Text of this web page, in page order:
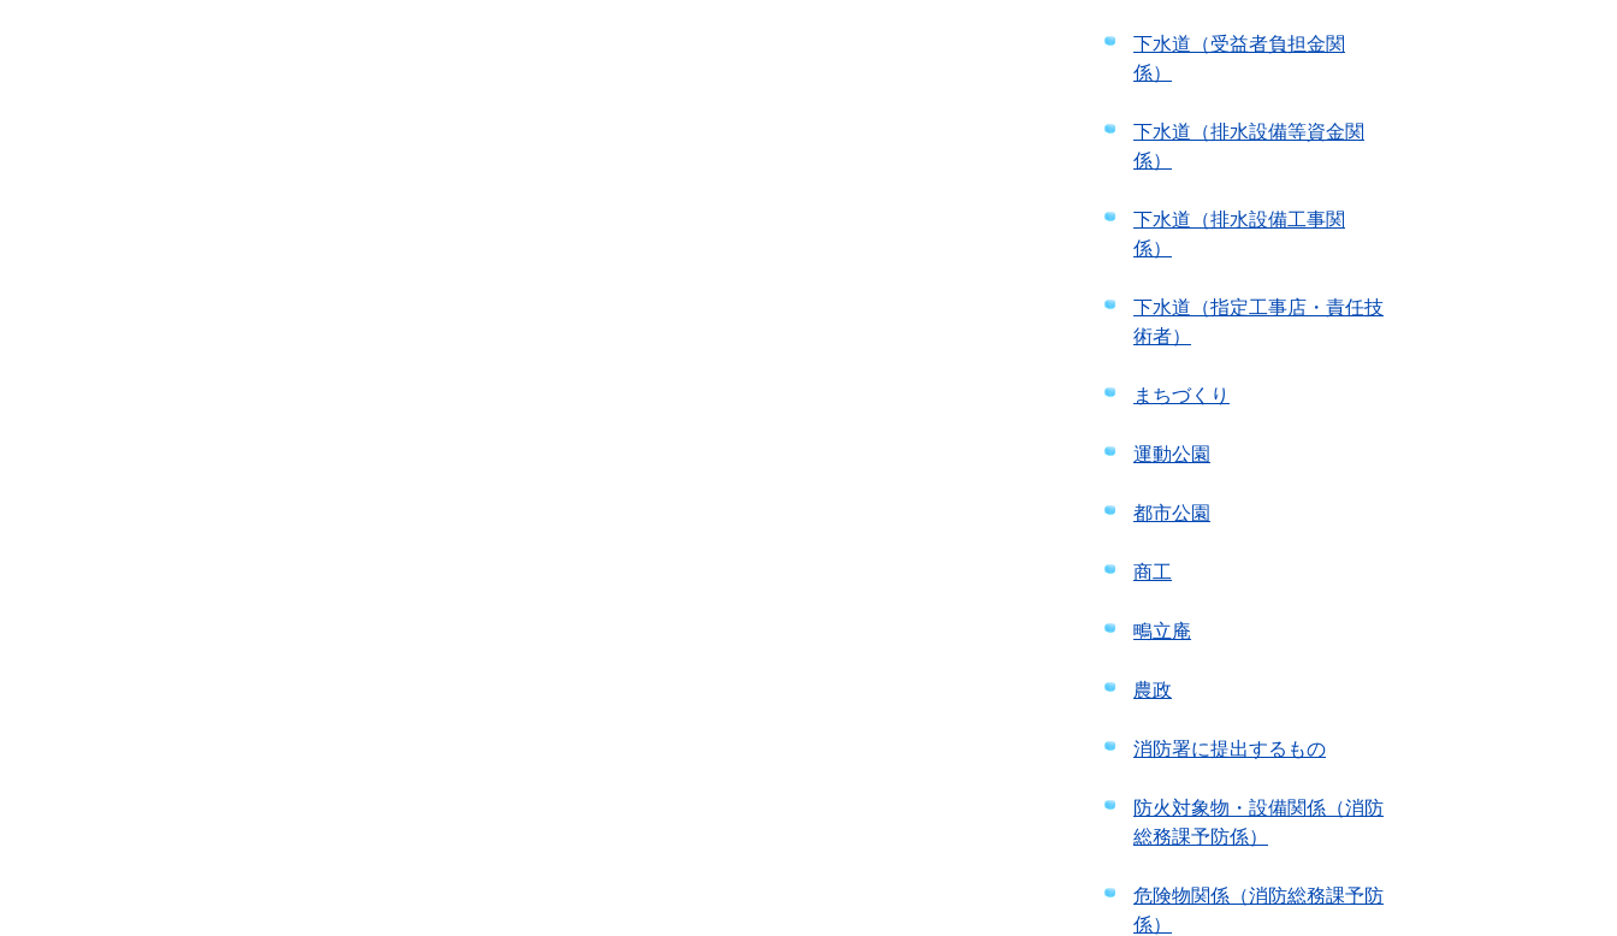
下水道（受益者負担金関
係）
下水道（排水設備等資金関
係）
下水道（排水設備工事関
係）
下水道（指定工事店・責任技
術者）
まちづくり
運動公園
都市公園
商工
鴫立庵
農政
消防署に提出するもの
防火対象物・設備関係（消防
総務課予防係）
危険物関係（消防総務課予防
係）